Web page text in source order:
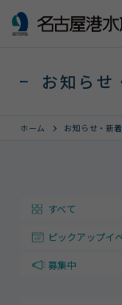
営業・イベント
入館チケット
交通アクセス
お知らせ
ホーム お知らせ・新
すべて
ピックアップイ
募集中